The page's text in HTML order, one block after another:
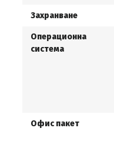
Захранване
Операционна
система
Офис пакет